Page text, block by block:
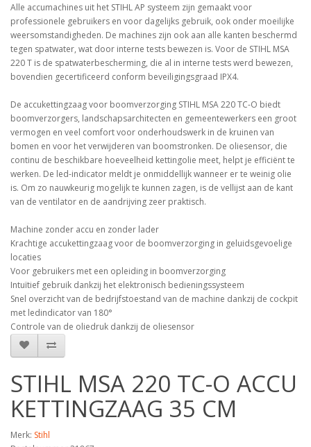
Alle accumachines uit het STIHL AP systeem zijn gemaakt voor
professionele gebruikers en voor dagelijks gebruik, ook onder moeilijke
weersomstandigheden. De machines zijn ook aan alle kanten beschermd
tegen spatwater, wat door interne tests bewezen is. Voor de STIHL MSA
220 T is de spatwaterbescherming, die al in interne tests werd bewezen,
bovendien gecertificeerd conform beveiligingsgraad IPX4.
De accukettingzaag voor boomverzorging STIHL MSA 220 TC-O biedt
boomverzorgers, landschapsarchitecten en gemeentewerkers een groot
vermogen en veel comfort voor onderhoudswerk in de kruinen van
bomen en voor het verwijderen van boomstronken. De oliesensor, die
continu de beschikbare hoeveelheid kettingolie meet, helpt je efficiënt te
werken. De led-indicator meldt je onmiddellijk wanneer er te weinig olie
is. Om zo nauwkeurig mogelijk te kunnen zagen, is de vellijst aan de kant
van de ventilator en de aandrijving zeer praktisch.
Machine zonder accu en zonder lader
Krachtige accukettingzaag voor de boomverzorging in geluidsgevoelige
locaties
Voor gebruikers met een opleiding in boomverzorging
Intuïtief gebruik dankzij het elektronisch bedieningssysteem
Snel overzicht van de bedrijfstoestand van de machine dankzij de cockpit
met ledindicator van 180°
Controle van de oliedruk dankzij de oliesensor
STIHL MSA 220 TC-O ACCU
KETTINGZAAG 35 CM
Merk: Stihl